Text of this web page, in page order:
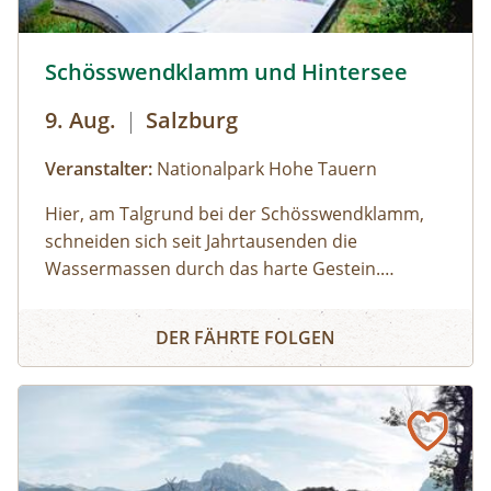
Schösswendklamm und Hintersee
9. Aug. | Salzburg
Veranstalter: Nationalpark Hohe Tauern
Hier, am Talgrund bei der Schösswendklamm,
schneiden sich seit Jahrtausenden die
Wassermassen durch das harte Gestein.
Kolke und kleine Wasserfälle entstanden. Der
Klamm folgend geht es weiter bis zum Hintersee
Fauna im hinteren Felbertal. An der Nordseite
des Sees führt der Rundweg auf eine Anhöhe
mit Blick über den Talschluss mit seinen
Schösswendklamm und Hintersee
DER FÄHRTE FOLGEN